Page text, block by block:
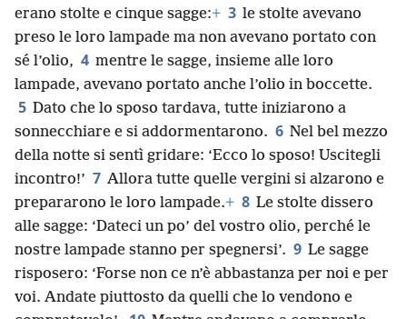
erano stolte e cinque sagge:+ 3 le stolte avevano
preso le loro lampade ma non avevano portato con
sé l’olio, 4 mentre le sagge, insieme alle loro
lampade, avevano portato anche l’olio in boccette.
5 Dato che lo sposo tardava, tutte iniziarono a
sonnecchiare e si addormentarono. 6 Nel bel mezzo
della notte si sentì gridare: ‘Ecco lo sposo! Uscitegli
incontro!’ 7 Allora tutte quelle vergini si alzarono e
prepararono le loro lampade.+ 8 Le stolte dissero
alle sagge: ‘Dateci un po’ del vostro olio, perché le
nostre lampade stanno per spegnersi’. 9 Le sagge
risposero: ‘Forse non ce n’è abbastanza per noi e per
voi. Andate piuttosto da quelli che lo vendono e